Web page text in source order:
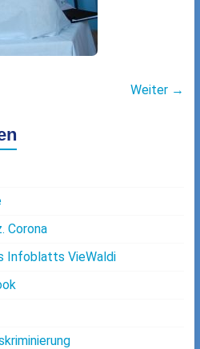
Weiter →
Corona
Infoblatts VieWaldi